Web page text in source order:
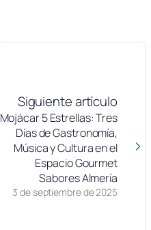
Siguiente artículo
3 de septiembre de 2025
Mojácar 5 Estrellas: Tres
Días de Gastronomía,
Música y Cultura en el
Espacio Gourmet
Sabores Almería